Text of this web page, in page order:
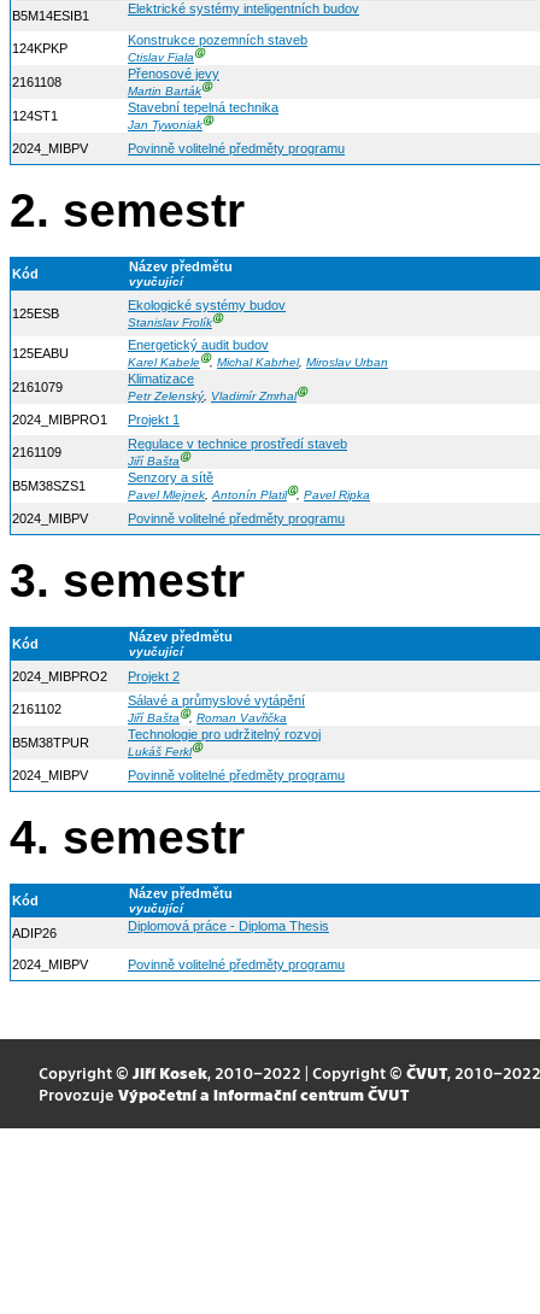
B5M14ESIB1 Elektrické systémy inteligentních budov
124KPKP
Konstrukce pozemních staveb
Ctislav FialaⒼ
2161108
Přenosové jevy
Martin BartákⒼ
124ST1
Stavební tepelná technika
Jan TywoniakⒼ
2024_MIBPV Povinně volitelné předměty programu
2. semestr
Kód Název předmětu
vyučující
125ESB
Ekologické systémy budov
Stanislav FrolíkⒼ
125EABU
Energetický audit budov
Karel KabeleⒼ, Michal Kabrhel, Miroslav Urban
2161079
Klimatizace
Petr Zelenský, Vladimír ZmrhalⒼ
2024_MIBPRO1 Projekt 1
2161109
Regulace v technice prostředí staveb
Jiří BaštaⒼ
B5M38SZS1
Senzory a sítě
Pavel Mlejnek,Antonín PlatilⒼ, Pavel Ripka
2024_MIBPV Povinně volitelné předměty programu
3. semestr
Kód Název předmětu
vyučující
2024_MIBPRO2 Projekt 2
2161102
Sálavé a průmyslové vytápění
Jiří BaštaⒼ, Roman Vavřička
B5M38TPUR
Technologie pro udržitelný rozvoj
Lukáš FerklⒼ
2024_MIBPV Povinně volitelné předměty programu
4. semestr
Kód Název předmětu
vyučující
ADIP26 Diplomová práce - Diploma Thesis
2024_MIBPV Povinně volitelné předměty programu
Copyright © Jiří Kosek, 2010–2022 | Copyright © ČVUT, 2010–2022
Provozuje Výpočetní a informační centrum ČVUT